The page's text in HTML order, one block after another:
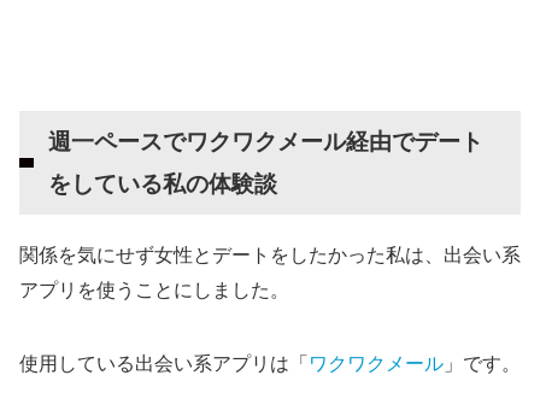
週一ペースでワクワクメール経由でデート
をしている私の体験談
関係を気にせず女性とデートをしたかった私は、出会い系
アプリを使うことにしました。
使用している出会い系アプリは「 ワクワクメール 」です。